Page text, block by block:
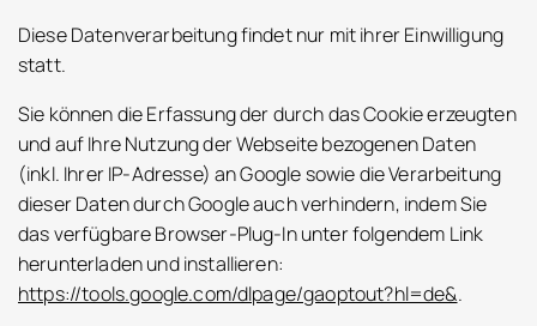
Diese Datenverarbeitung findet nur mit ihrer Einwilligung
statt.
Sie können die Erfassung der durch das Cookie erzeugten
und auf Ihre Nutzung der Webseite bezogenen Daten
(inkl. Ihrer IP-Adresse) an Google sowie die Verarbeitung
dieser Daten durch Google auch verhindern, indem Sie
das verfügbare Browser-Plug-In unter folgendem Link
herunterladen und installieren:
https://tools.google.com/dlpage/gaoptout?hl=de&.